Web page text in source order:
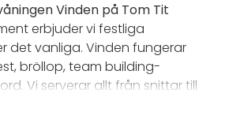
Vinden på Tom Tit
erbjuder vi festliga
det vanliga. Vinden fungerar
bröllop, team building-
Vi serverar allt från snittar till
buffé. Vill du släppa loss finns
dig med både bar, scen,